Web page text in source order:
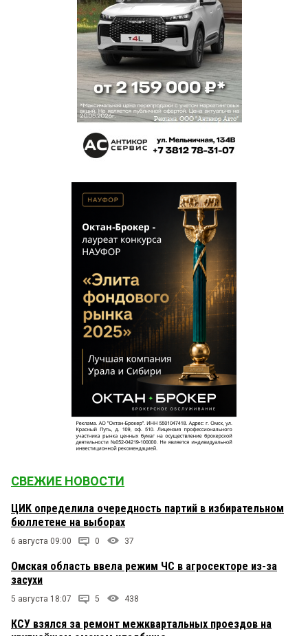
СВЕЖИЕ НОВОСТИ
ЦИК определила очередность партий в избирательном
бюллетене на выборах
6 августа 09:00 0 37
Омская область ввела режим ЧС в агросекторе из-за
засухи
5 августа 18:07 5 438
КСУ взялся за ремонт межквартальных проездов на